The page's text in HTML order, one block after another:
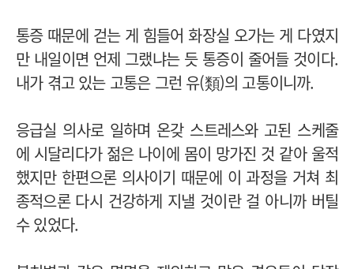
통증 때문에 걷는 게 힘들어 화장실 오가는 게 다였지
만 내일이면 언제 그랬냐는 듯 통증이 줄어들 것이다.
내가 겪고 있는 고통은 그런 유(類)의 고통이니까.
응급실 의사로 일하며 온갖 스트레스와 고된 스케줄
에 시달리다가 젊은 나이에 몸이 망가진 것 같아 울적
했지만 한편으론 의사이기 때문에 이 과정을 거쳐 최
종적으론 다시 건강하게 지낼 것이란 걸 아니까 버틸
수 있었다.